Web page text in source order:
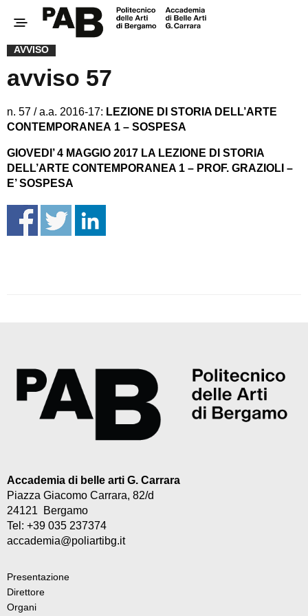
AVVISO
avviso 57
n. 57 / a.a. 2016-17: LEZIONE DI STORIA DELL’ARTE
CONTEMPORANEA 1 – SOSPESA
GIOVEDI’ 4 MAGGIO 2017 LA LEZIONE DI STORIA
DELL’ARTE CONTEMPORANEA 1 – PROF. GRAZIOLI –
E’ SOSPESA
Accademia di belle arti G. Carrara
Piazza Giacomo Carrara, 82/d
24121 Bergamo
Tel: +39 035 237374
accademia@poliartibg.it
Presentazione
Direttore
Organi